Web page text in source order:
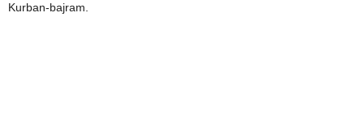
Kurban-bajram.